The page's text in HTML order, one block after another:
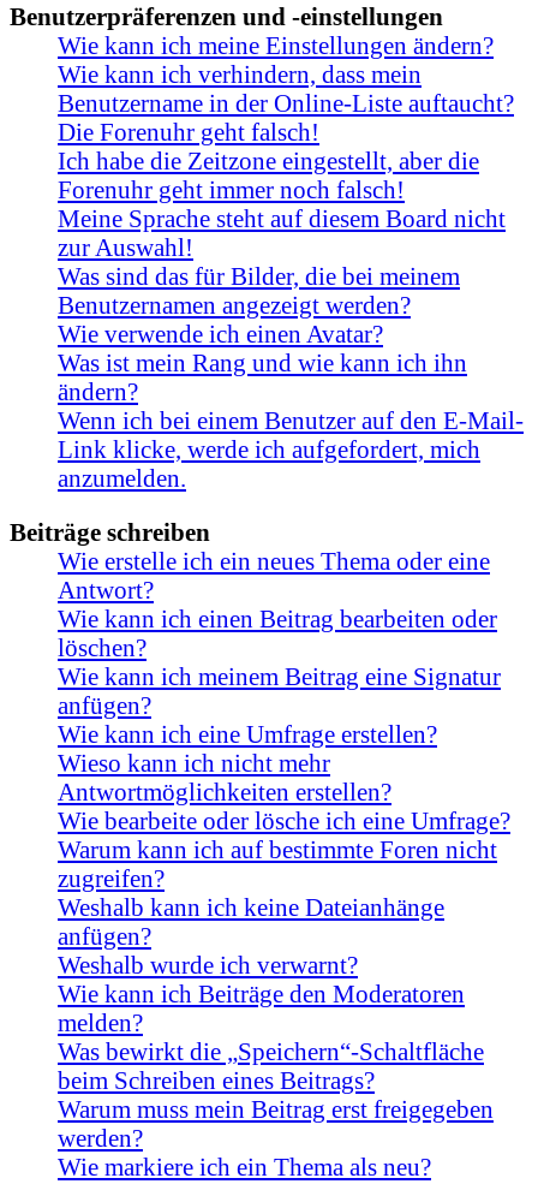
Benutzerpräferenzen und -einstellungen
Wie kann ich meine Einstellungen ändern?
Wie kann ich verhindern, dass mein
Benutzername in der Online-Liste auftaucht?
Die Forenuhr geht falsch!
Ich habe die Zeitzone eingestellt, aber die
Forenuhr geht immer noch falsch!
Meine Sprache steht auf diesem Board nicht
zur Auswahl!
Was sind das für Bilder, die bei meinem
Benutzernamen angezeigt werden?
Wie verwende ich einen Avatar?
Was ist mein Rang und wie kann ich ihn
ändern?
Wenn ich bei einem Benutzer auf den E-Mail-
Link klicke, werde ich aufgefordert, mich
anzumelden.
Beiträge schreiben
Wie erstelle ich ein neues Thema oder eine
Antwort?
Wie kann ich einen Beitrag bearbeiten oder
löschen?
Wie kann ich meinem Beitrag eine Signatur
anfügen?
Wie kann ich eine Umfrage erstellen?
Wieso kann ich nicht mehr
Antwortmöglichkeiten erstellen?
Wie bearbeite oder lösche ich eine Umfrage?
Warum kann ich auf bestimmte Foren nicht
zugreifen?
Weshalb kann ich keine Dateianhänge
anfügen?
Weshalb wurde ich verwarnt?
Wie kann ich Beiträge den Moderatoren
melden?
Was bewirkt die „Speichern“-Schaltfläche
beim Schreiben eines Beitrags?
Warum muss mein Beitrag erst freigegeben
werden?
Wie markiere ich ein Thema als neu?